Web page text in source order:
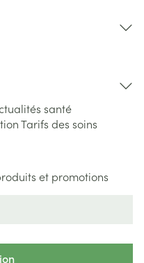
santé
Tarifs des soins
et promotions